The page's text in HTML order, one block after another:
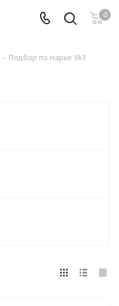
0
- Подбор по марке УАЗ